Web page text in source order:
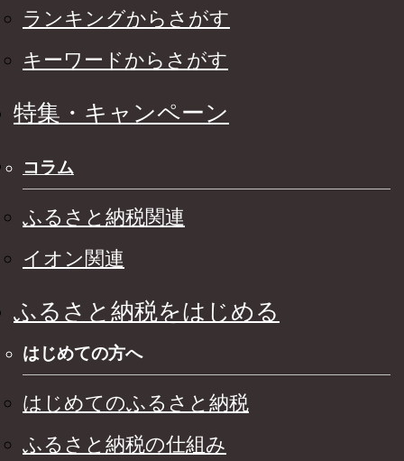
ランキングからさがす
キーワードからさがす
特集・キャンペーン
コラム
ふるさと納税関連
イオン関連
ふるさと納税をはじめる
はじめての方へ
はじめてのふるさと納税
ふるさと納税の仕組み